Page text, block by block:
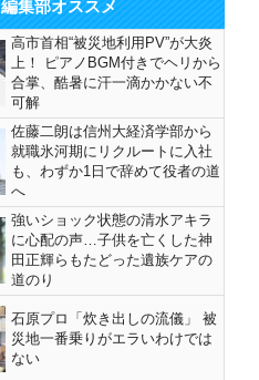
編集部オススメ
高市首相“被災地利用PV”が大炎
上！ ピアノBGM付きでヘリから
合掌、酷暑に汗一滴かかない不
可解
佐藤二朗は信州大経済学部から
就職氷河期にリクルートに入社
も、わずか1日で辞めて役者の道
へ
強いショック状態の清水アキラ
に心配の声…子供を亡くした神
田正輝らもたどった遺族ケアの
道のり
石原プロ「炊き出しの流儀」 被
災地一番乗りがエラいわけでは
ない